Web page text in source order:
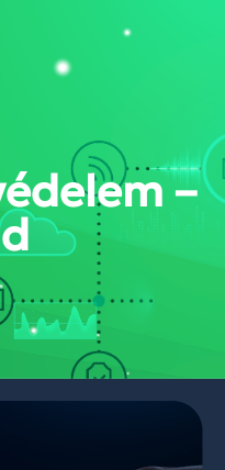
PORTÁL BELÉPÉS
–